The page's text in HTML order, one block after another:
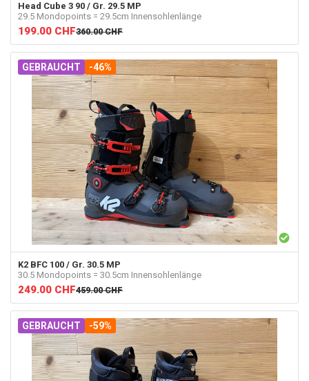
Head Cube 3 90 / Gr. 29.5 MP
29.5 Mondopoints = 29.5cm Innensohlenlänge
199.00 CHF360.00 CHF
GEBRAUCHT -46%
K2 BFC 100 / Gr. 30.5 MP
30.5 Mondopoints = 30.5cm Innensohlenlänge
249.00 CHF459.00 CHF
GEBRAUCHT -59%